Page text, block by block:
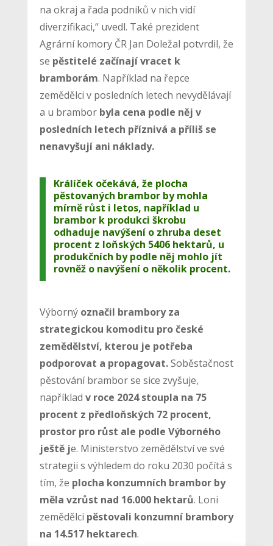
na okraj a řada podniků v nich vidí
diverzifikaci,“ uvedl. Také prezident
Agrární komory ČR Jan Doležal potvrdil, že
se pěstitelé začínají vracet k
bramborám. Například na řepce
zemědělci v posledních letech nevydělávají
a u brambor byla cena podle něj v
posledních letech příznivá a příliš se
nenavyšují ani náklady.
Králíček očekává, že plocha
pěstovaných brambor by mohla
mírně růst i letos, například u
brambor k produkci škrobu
odhaduje navýšení o zhruba deset
procent z loňských 5406 hektarů, u
produkčních by podle něj mohlo jít
rovněž o navýšení o několik procent.
Výborný označil brambory za
strategickou komoditu pro české
zemědělství, kterou je potřeba
podporovat a propagovat.Soběstačnost
pěstování brambor se sice zvyšuje,
například v roce 2024 stoupla na 75
procent z předloňských 72 procent,
prostor pro růst ale podle Výborného
ještě je. Ministerstvo zemědělství ve své
strategii s výhledem do roku 2030 počítá s
tím, že plocha konzumních brambor by
měla vzrůst nad 16.000 hektarů. Loni
zemědělci pěstovali konzumní brambory
na 14.517 hektarech.